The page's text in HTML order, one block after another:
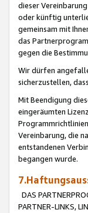
dieser
oder künftig
gemeinsam mit
das
gegen die
Wir dürfen
sicherzustellen,
Mit Beendigung
eingeräumten
Vereinbarung, die
entstandenen
begangen wurde.
DAS
PARTNER-LINKS,